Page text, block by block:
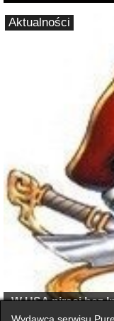
W USA piraci bez
Aktualności